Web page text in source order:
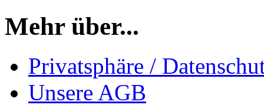
Mehr über...
Privatsphäre /
Unsere AGB